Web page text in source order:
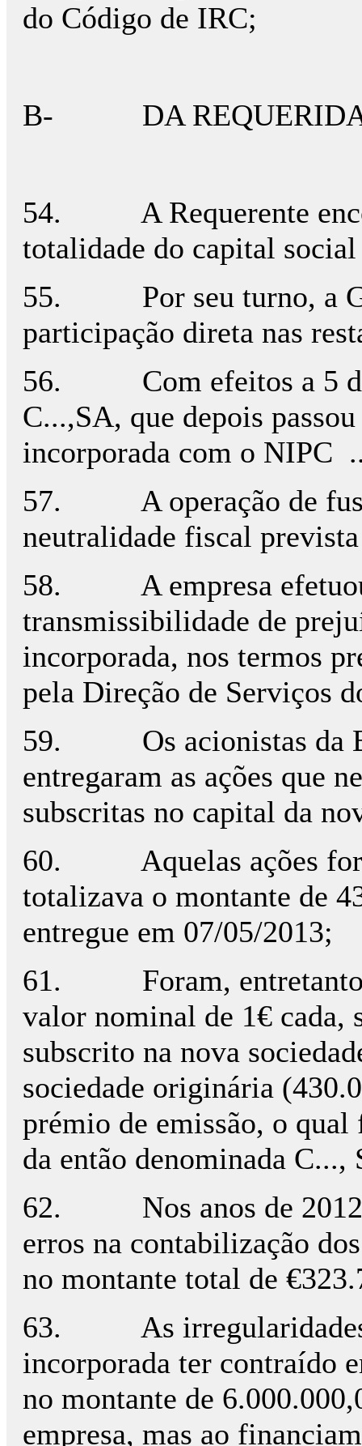
do Código de IRC;
B- DA
54. A Requerente
totalidade do capital
55. Por seu turno, a G...
participação direta nas
56. Com efeitos a 5 de
C...,SA, que depois
incorporada com o NIPC
57. A operação de
neutralidade fiscal
58. A empresa efetuou
transmissibilidade de
incorporada, nos termos
pela Direção de Serviços
59. Os acionistas da
entregaram as ações que
subscritas no capital da
60. Aquelas ações
totalizava o montante de
entregue em 07/05/2013;
61. Foram, entretanto,
valor nominal de 1€ cada,
subscrito na nova
sociedade originária
prémio de emissão, o
da então denominada C...,
62. Nos anos de 2012 e
erros na contabilização
no montante total de
63. As irregularidades
incorporada ter contraído
no montante de
empresa, mas ao